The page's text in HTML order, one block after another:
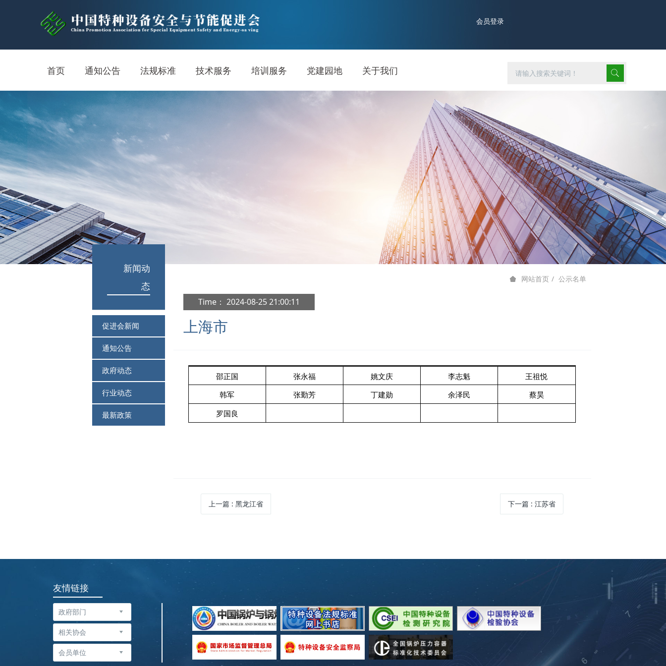
首页 通知公告 法规标准 技术服务 培训服务 党建园地 关于我们
新闻动
态
促进会新闻
通知公告
政府动态
行业动态
最新政策
网站首页 公示名单
Time： 2024-08-25 21:00:11
上海市
邵正国 张永福 姚文庆 李志魁 王祖悦
韩军 张勤芳 丁建勋 余泽民 蔡昊
罗国良
上一篇 : 黑龙江省 下一篇 : 江苏省
友情链接